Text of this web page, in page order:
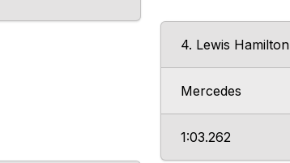
4. Lewis Hamilton
Mercedes
1:03.262